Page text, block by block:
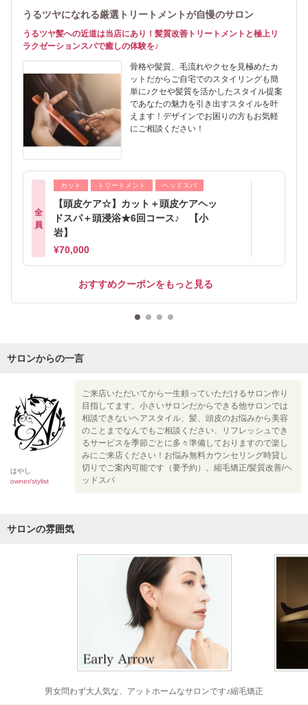
うるツヤになれる厳選トリートメントが自慢のサロン
うるツヤ髪への近道は当店にあり！髪質改善トリートメントと極上リ
ラクゼーションスパで癒しの体験を♪
骨格や髪質、毛流れやクセを見極めたカ
ットだからご自宅でのスタイリングも簡
単に♪クセや髪質を活かしたスタイル提案
であなたの魅力を引き出すスタイルを叶
えます！デザインでお困りの方もお気軽
にご相談ください！
全
員
カット トリートメント ヘッドスパ
【頭皮ケア☆】カット＋頭皮ケアヘッ
ドスパ＋頭浸浴★6回コース♪ 【小
岩】
¥70,000
おすすめクーポンをもっと見る
サロンからの一言
はやし
owner/stylist
ご来店いただいてから一生頼っていただけるサロン作り
目指してます。小さいサロンだからできる他サロンでは
相談できないヘアスタイル、髪、頭皮のお悩みから美容
のことまでなんでもご相談ください、リフレッシュでき
るサービスを季節ごとに多々準備しておりますので楽し
みにご来店ください！お悩み無料カウンセリング時貸し
切りでご案内可能です（要予約）。縮毛矯正/髪質改善/ヘ
ッドスパ
サロンの雰囲気
男女問わず大人気な、アットホームなサロンです♪縮毛矯正